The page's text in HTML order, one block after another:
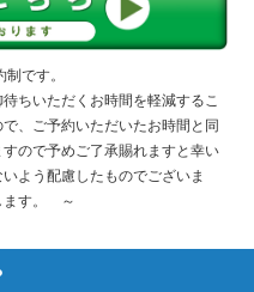
です。
ちいただくお時間を軽減するこ
、ご予約いただいたお時間と同
ので予めご了承賜れますと幸い
よう配慮したものでございま
ます。 ～